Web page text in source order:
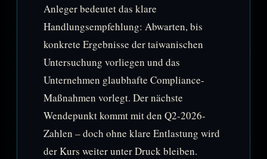
Anleger bedeutet das klare
Handlungsempfehlung: Abwarten, bis
konkrete Ergebnisse der taiwanischen
Untersuchung vorliegen und das
Unternehmen glaubhafte Compliance-
Maßnahmen vorlegt. Der nächste
Wendepunkt kommt mit den Q2-2026-
Zahlen – doch ohne klare Entlastung wird
der Kurs weiter unter Druck bleiben.